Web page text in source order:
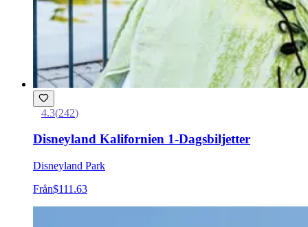
4.3(242)
Disneyland Kalifornien 1-Dagsbiljetter
Disneyland Park
Från$111.63